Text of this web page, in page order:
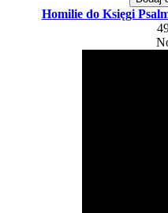
Homilie do Księgi